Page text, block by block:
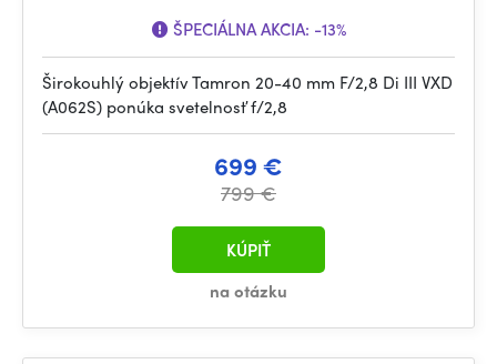
ŠPECIÁLNA AKCIA: -13%
Širokouhlý objektív Tamron 20-40 mm F/2,8 Di III VXD
(A062S) ponúka svetelnosť f/2,8
699 €
799 €
na otázku
KÚPIŤ